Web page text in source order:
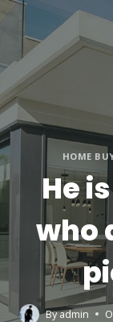
HOME
He
who
Byadmin